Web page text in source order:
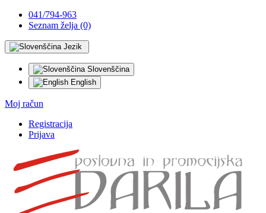
041/794-963
Seznam želja (0)
Jezik
Slovenščina
English
Moj račun
Registracija
Prijava